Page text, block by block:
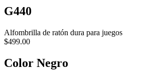
G440
Alfombrilla de ratón dura para juegos
$499.00
Color Negro